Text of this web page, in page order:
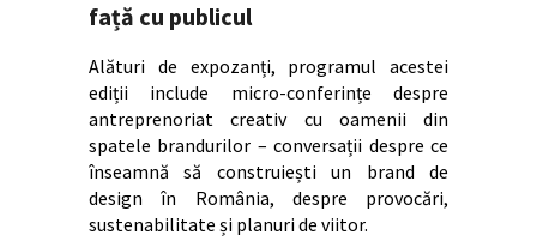
față cu publicul
Alături de expozanți, programul acestei
ediții include micro-conferințe despre
antreprenoriat creativ cu oamenii din
spatele brandurilor – conversații despre ce
înseamnă să construiești un brand de
design în România, despre provocări,
sustenabilitate și planuri de viitor.